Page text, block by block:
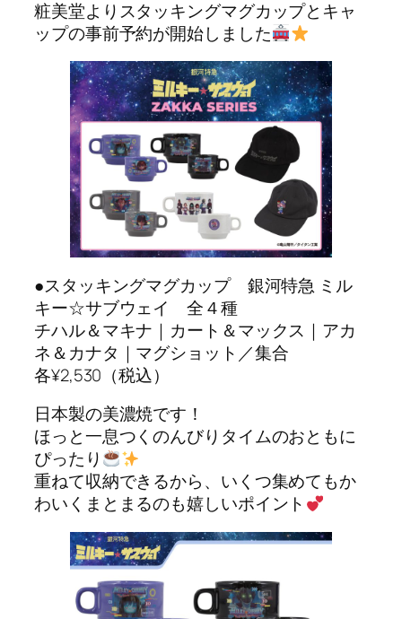
粧美堂よりスタッキングマグカップとキャ
ップの事前予約が開始しました
●スタッキングマグカップ 銀河特急 ミル
キー☆サブウェイ 全４種
チハル＆マキナ｜カート＆マックス｜アカ
ネ＆カナタ｜マグショット／集合
各¥2,530（税込）
日本製の美濃焼です！
ほっと一息つくのんびりタイムのおともに
ぴったり
重ねて収納できるから、いくつ集めてもか
わいくまとまるのも嬉しいポイント